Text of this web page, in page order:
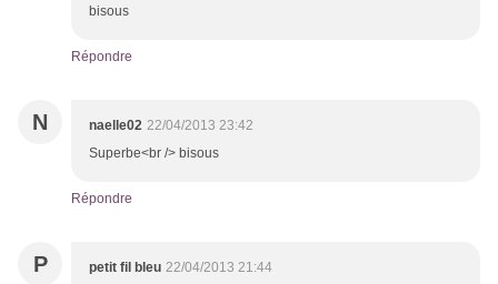
bisous
Répondre
N naelle02 22/04/2013 23:42
Superbe<br /> bisous
Répondre
P petit fil bleu 22/04/2013 21:44